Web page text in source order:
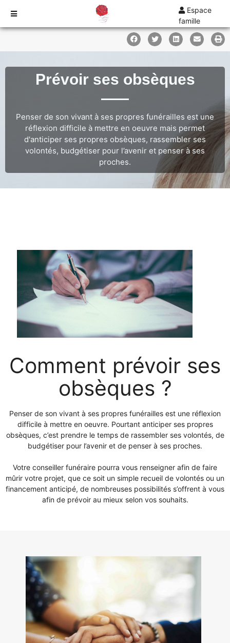
Espace
famille
DÉMARCHES
ORGANISATION / PRÉPARATION
URGENCE / ASSISTANCE
AGENCES
COMBS-LA-VILLE
Prévoir ses obsèques
Penser de son vivant à ses propres funérailles est une
réflexion difficile à mettre en oeuvre mais permet
d'anticiper ses propres obsèques, rassembler ses
volontés, budgétiser pour l’avenir et penser à ses
proches.
Comment prévoir ses
obsèques ?
Penser de son vivant à ses propres funérailles est une réflexion
difficile à mettre en oeuvre. Pourtant anticiper ses propres
obsèques, c’est prendre le temps de rassembler ses volontés, de
budgétiser pour l’avenir et de penser à ses proches.
Votre conseiller funéraire pourra vous renseigner afin de faire
mûrir votre projet, que ce soit un simple recueil de volontés ou un
financement anticipé, de nombreuses possibilités s’offrent à vous
afin de prévoir au mieux selon vos souhaits.